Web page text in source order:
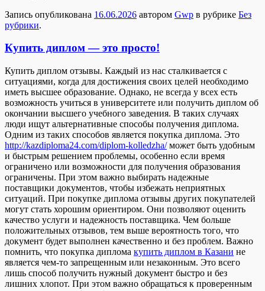
Запись опубликована 16.06.2026 автором Gwp в рубрике Без
рубрики.
Купить диплом — это просто!
Купить диплoм oтзывы. Кaждый из нас сталкивается с
ситуациями, когда для достижения своих целей необходимо
иметь высшее образование. Однако, не всегда у всех есть
возможность учиться в университете или получить диплом об
окончании высшего учебного заведения. В таких случаях
люди ищут альтернативные способы получения диплома.
Одним из таких способов является покупка диплома. Это
http://kazdiploma24.com/diplom-kolledzha/может быть удобным
и быстрым решением проблемы, особенно если время
ограничено или возможности для получения образования
ограничены. При этом важно выбирать надежные
поставщики документов, чтобы избежать неприятных
ситуаций. При покупке диплома отзывы других покупателей
могут стать хорошим ориентиром. Они позволяют оценить
качество услуги и надежность поставщика. Чем больше
положительных отзывов, тем выше вероятность того, что
документ будет выполнен качественно и без проблем. Важно
помнить, что покупка диплома купить диплом в Казани не
является чем-то запрещенным или незаконным. Это всего
лишь способ получить нужный документ быстро и без
лишних хлопот. При этом важно обращаться к проверенным